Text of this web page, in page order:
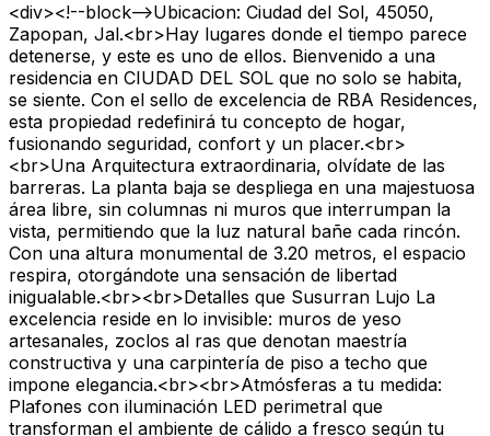
<div><!--block-->Ubicacion: Ciudad del Sol, 45050,
Zapopan, Jal.<br>Hay lugares donde el tiempo parece
detenerse, y este es uno de ellos. Bienvenido a una
residencia en CIUDAD DEL SOL que no solo se habita,
se siente. Con el sello de excelencia de RBA Residences,
esta propiedad redefinirá tu concepto de hogar,
fusionando seguridad, confort y un placer.<br>
<br>Una Arquitectura extraordinaria, olvídate de las
barreras. La planta baja se despliega en una majestuosa
área libre, sin columnas ni muros que interrumpan la
vista, permitiendo que la luz natural bañe cada rincón.
Con una altura monumental de 3.20 metros, el espacio
respira, otorgándote una sensación de libertad
inigualable.<br><br>Detalles que Susurran Lujo La
excelencia reside en lo invisible: muros de yeso
artesanales, zoclos al ras que denotan maestría
constructiva y una carpintería de piso a techo que
impone elegancia.<br><br>Atmósferas a tu medida:
Plafones con iluminación LED perimetral que
transforman el ambiente de cálido a fresco según tu